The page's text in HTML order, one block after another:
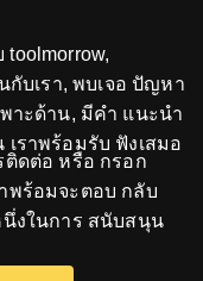
กับเรา, พบเจอ ปัญหา
าะด้าน, มีคำ แนะนำ
ราพร้อมรับ ฟังเสมอ
ติดต่อ หรือ กรอก
พร้อมจะตอบ กลับ
นึ่งในการ สนับสนุน